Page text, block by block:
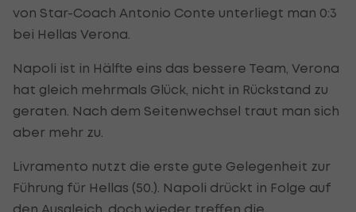
von Star-Coach Antonio Conte unterliegt man 0:3
bei Hellas Verona.
Napoli ist in Hälfte eins das bessere Team, Verona
hat gleich mehrmals Glück, nicht in Rückstand zu
geraten. Nach dem Seitenwechsel traut man sich
aber mehr zu.
Livramento nutzt die erste gute Gelegenheit zur
Führung für Hellas (50.). Napoli drückt in Folge auf
den Ausgleich, doch wieder treffen die